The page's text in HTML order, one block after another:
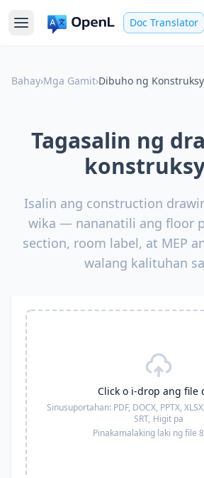
Doc Translator
Bahay›Mga Gamit›Dibuho ng
Tagasalin ng
Isalin ang construction
wika — nananatili ang floor
section, room label, at MEP
walang kalituhan
Click o i-drop ang file
Sinusuportahan: PDF, DOCX, PPTX,
SRT, Higit pa
Pinakamalaking laki ng file